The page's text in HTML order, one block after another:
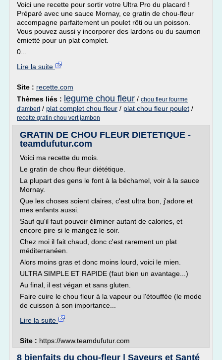
Voici une recette pour sortir votre Ultra Pro du placard !
Préparé avec une sauce Mornay, ce gratin de chou-fleur
accompagne parfaitement un poulet rôti ou un poisson.
Vous pouvez aussi y incorporer des lardons ou du saumon
émietté pour un plat complet.
0...
Lire la suite
Site : recette.com
Thèmes liés : legume chou fleur / chou fleur fourme
d'ambert/ plat complet chou fleur / plat chou fleur poulet /
recette gratin chou vert jambon
GRATIN DE CHOU FLEUR DIETETIQUE -
teamdufutur.com
Voici ma recette du mois.
Le gratin de chou fleur diététique.
La plupart des gens le font à la béchamel, voir à la sauce
Mornay.
Que les choses soient claires, c'est ultra bon, j'adore et
mes enfants aussi.
Sauf qu'il faut pouvoir éliminer autant de calories, et
encore pire si le mangez le soir.
Chez moi il fait chaud, donc c'est rarement un plat
méditerranéen.
Alors moins gras et donc moins lourd, voici le mien.
ULTRA SIMPLE ET RAPIDE (faut bien un avantage...)
Au final, il est végan et sans gluten.
Faire cuire le chou fleur à la vapeur ou l'étouffée (le mode
de cuisson à son importance...
Lire la suite
Site : https://www.teamdufutur.com
8 bienfaits du chou-fleur | Saveurs et Santé